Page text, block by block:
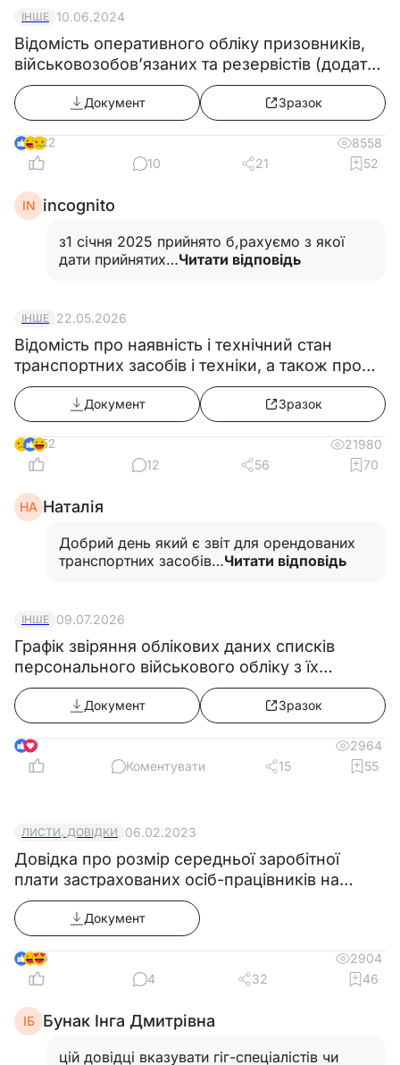
ІНШЕ 10.06.2024
Відомість оперативного обліку призовників,
військовозобов’язаних та резервістів (додаток
12) з 18.05.2024
Документ Зразок
22
8558
10
21 52
IN incognito
з1 січня 2025 прийнято б,рахуємо з якої
дати прийнятих…Читати відповідь
ІНШЕ 22.05.2026
Відомість про наявність і технічний стан
транспортних засобів і техніки, а також про
громадян, які працюють на підприємстві, в
установі та організації на таких транспортних
засобах і техніці
Документ Зразок
52
21980
12
56 70
НА Наталія
Добрий день який є звіт для орендованих
транспортних засобів…Читати відповідь
ІНШЕ 09.07.2026
Графік звіряння облікових даних списків
персонального військового обліку з їх
військово-обліковими документами
Документ Зразок
9
2964
Коментувати
15 55
ЛИСТИ, ДОВІДКИ 06.02.2023
Довідка про розмір середньої заробітної
плати застрахованих осіб-працівників на
підприємстві
Документ
6
2904
4
32 46
ІБ Бунак Інга Дмитрівна
цій довідці вказувати гіг-спеціалістів чи